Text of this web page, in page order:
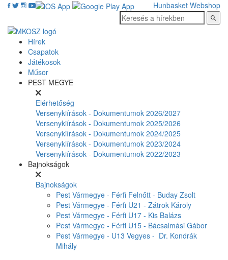
Hunbasket Webshop
Hírek
Csapatok
Játékosok
Műsor
PEST MEGYE
Elérhetőség
Versenykiírások - Dokumentumok 2026/2027
Versenykiírások - Dokumentumok 2025/2026
Versenykiírások - Dokumentumok 2024/2025
Versenykiírások - Dokumentumok 2023/2024
Versenykiírások - Dokumentumok 2022/2023
Bajnokságok
Bajnokságok
Pest Vármegye - Férfi Felnőtt - Buday Zsolt
Pest Vármegye - Férfi U21 - Zátrok Károly
Pest Vármegye - Férfi U17 - Kis Balázs
Pest Vármegye - Férfi U15 - Bácsalmási Gábor
Pest Vármegye - U13 Vegyes - Dr. Kondrák
Mihály